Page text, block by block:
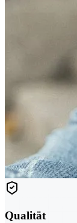
Qualität